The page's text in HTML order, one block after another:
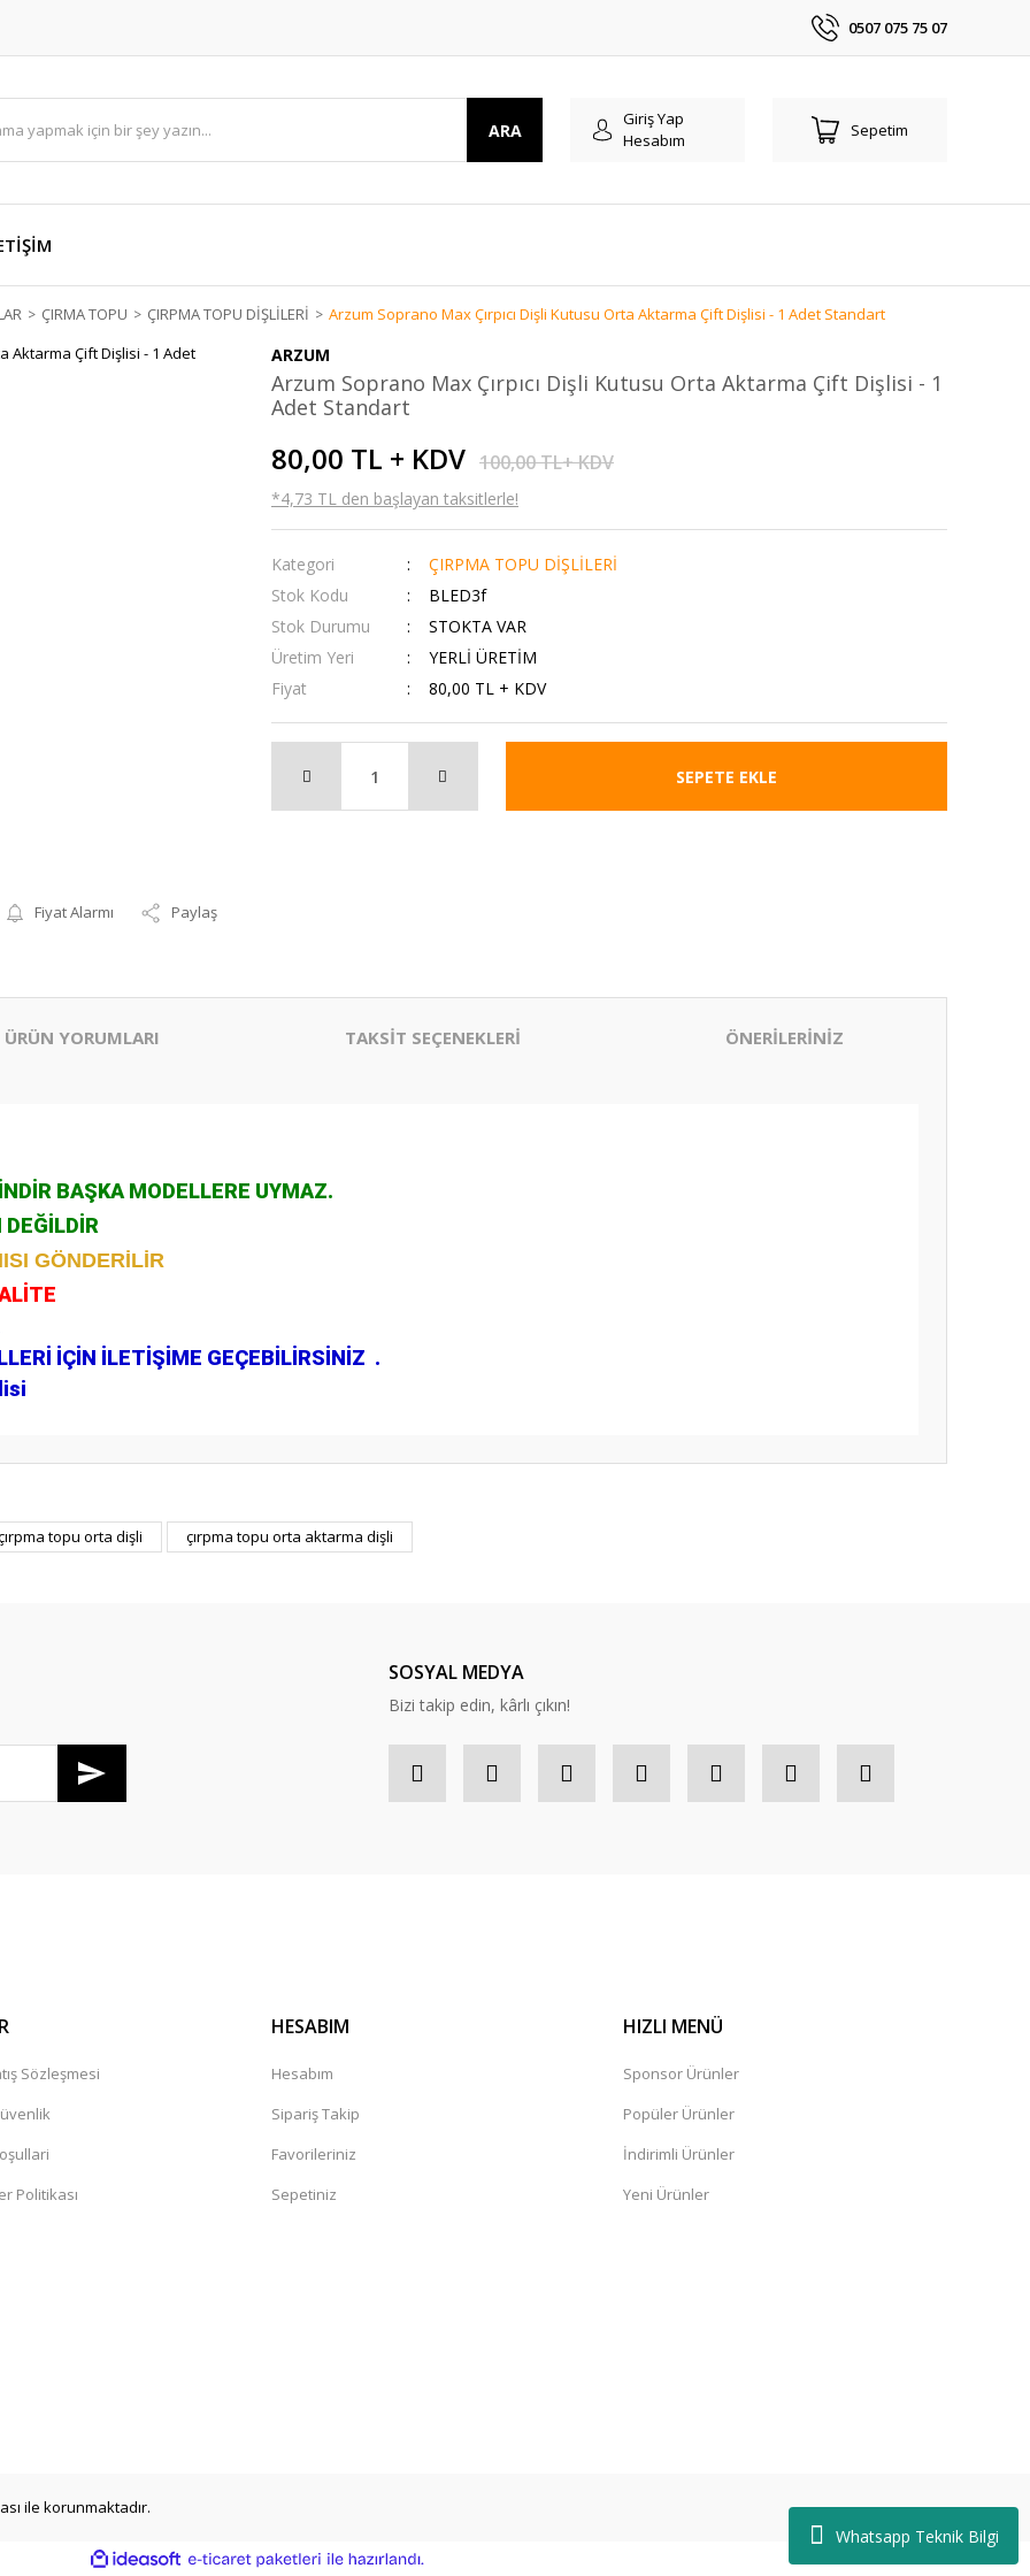
Whatsapp Teknik Bilgi
0507 075 75 07
ARA
Giriş Yap
Hesabım
Sepetim
ÇIRMA TOPU ÇIRPMA TOPU DİŞLİLERİ Arzum Soprano Max Çırpıcı Dişli Kutusu Orta Aktarma Çift Dişlisi - 1 Adet Standart
Fiyat Alarmı Paylaş
ARZUM
Arzum Soprano Max Çırpıcı Dişli Kutusu Orta Aktarma Çift Dişlisi - 1
Adet Standart
80,00 TL + KDV 100,00 TL+ KDV
*4,73 TL den başlayan taksitlerle!
Kategori
ÇIRPMA TOPU DİŞLİLERİ
Stok Kodu
BLED3f
Stok Durumu
STOKTA VAR
Üretim Yeri
YERLİ ÜRETİM
Fiyat
80,00 TL + KDV
SEPETE EKLE
ÜRÜN YORUMLARI TAKSİT SEÇENEKLERİ ÖNERİLERİNİZ
BAŞKA MODELLERE UYMAZ.
GÖNDERİLİR
İÇİN İLETİŞİME GEÇEBİLİRSİNİZ .
Bu ürüne ilk yorumu siz yapın!
topu orta dişli çırpma topu orta aktarma dişli
SOSYAL MEDYA
Bizi takip edin, kârlı çıkın!
Sözleşmesi
Politikası
HESABIM
Hesabım
Sipariş Takip
Favorileriniz
Sepetiniz
HIZLI MENÜ
Sponsor Ürünler
Popüler Ürünler
İndirimli Ürünler
Yeni Ürünler
ile korunmaktadır.
ideasoft
e-